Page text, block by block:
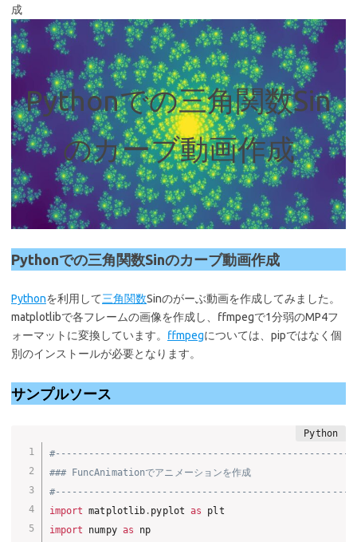
成
Pythonでの三角関数Sin
のカーブ動画作成
Pythonでの三角関数Sinのカーブ動画作成
Pythonを利用して三角関数Sinのがーぶ動画を作成してみました。
matplotlibで各フレームの画像を作成し、ffmpegで1分弱のMP4フ
ォーマットに変換しています。 ffmpegについては、pipではなく個
別のインストールが必要となります。
サンプルソース
### FuncAnimationでアニメーションを作成
import matplotlib . pyplot as
import numpy as